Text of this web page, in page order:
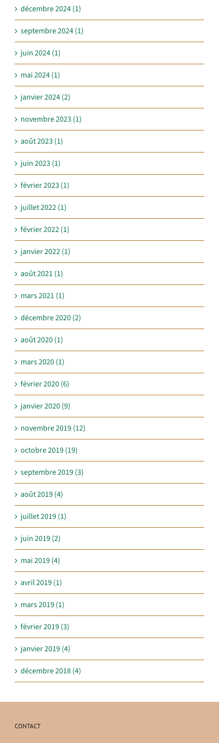
décembre 2024 (1)
septembre 2024 (1)
juin 2024 (1)
mai 2024 (1)
janvier 2024 (2)
novembre 2023 (1)
août 2023 (1)
juin 2023 (1)
février 2023 (1)
juillet 2022 (1)
février 2022 (1)
janvier 2022 (1)
août 2021 (1)
mars 2021 (1)
décembre 2020 (2)
août 2020 (1)
mars 2020 (1)
février 2020 (6)
janvier 2020 (9)
novembre 2019 (12)
octobre 2019 (19)
septembre 2019 (3)
août 2019 (4)
juillet 2019 (1)
juin 2019 (2)
mai 2019 (4)
avril 2019 (1)
mars 2019 (1)
février 2019 (3)
janvier 2019 (4)
décembre 2018 (4)
CONTACT